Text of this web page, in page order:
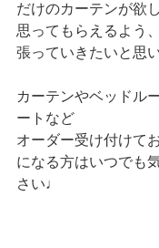
だけのカーテンが欲
思ってもらえるよう
張っていきたいと思
カーテンやベッドル
ートなど
オーダー受け付けて
になる方はいつでも
さい♩